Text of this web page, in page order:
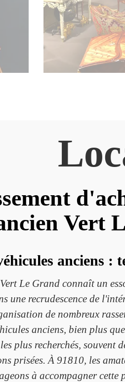
Vert
anciens :
Le Grand connaît un
une recrudescence de
de nombreux
anciens, bien plus
plus recherchés, souvent
prisées. À 91810, les
à accompagner